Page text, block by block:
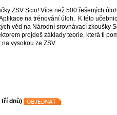
ZSV Scio! Více než 500 řešených
na trénování úloh. K této
věd na Národní srovnávací zkoušky
projdeš základy teorie, která ti
vysokou ze ZSV.
tří dnů)